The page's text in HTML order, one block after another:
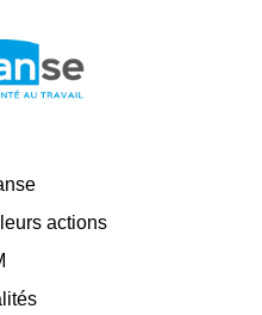
actions